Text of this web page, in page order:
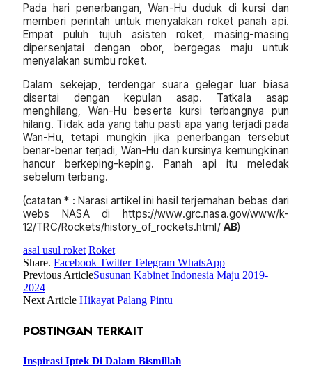
Pada hari penerbangan, Wan-Hu duduk di kursi dan
memberi perintah untuk menyalakan roket panah api.
Empat puluh tujuh asisten roket, masing-masing
dipersenjatai dengan obor, bergegas maju untuk
menyalakan sumbu roket.
Dalam sekejap, terdengar suara gelegar luar biasa
disertai dengan kepulan asap. Tatkala asap
menghilang, Wan-Hu beserta kursi terbangnya pun
hilang. Tidak ada yang tahu pasti apa yang terjadi pada
Wan-Hu, tetapi mungkin jika penerbangan tersebut
benar-benar terjadi, Wan-Hu dan kursinya kemungkinan
hancur berkeping-keping. Panah api itu meledak
sebelum terbang.
(catatan * : Narasi artikel ini hasil terjemahan bebas dari
webs NASA di https://www.grc.nasa.gov/www/k-
12/TRC/Rockets/history_of_rockets.html/AB)
asal usul roket Roket
Share. Facebook Twitter Telegram WhatsApp
Previous ArticleSusunan Kabinet Indonesia Maju 2019-
2024
Next Article Hikayat Palang Pintu
POSTINGAN TERKAIT
Inspirasi Iptek Di Dalam Bismillah